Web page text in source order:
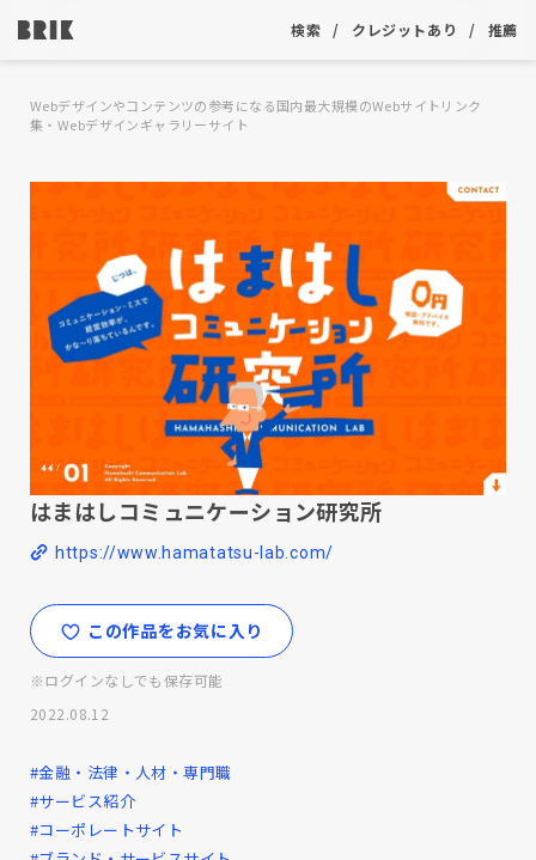
検索 クレジットあり 推薦
Webデザインやコンテンツの参考になる国内最大規模のWebサイトリンク
集・Webデザインギャラリーサイト
はまはしコミュニケーション研究所
https://www.hamatatsu-lab.com/
この作品をお気に入り
※ログインなしでも保存可能
2022.08.12
#金融・法律・人材・専門職
#サービス紹介
#コーポレートサイト